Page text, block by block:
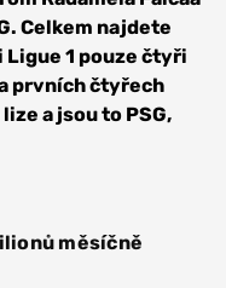
Celkem najdete
1 pouze čtyři
prvních čtyřech
a jsou to PSG,
měsíčně